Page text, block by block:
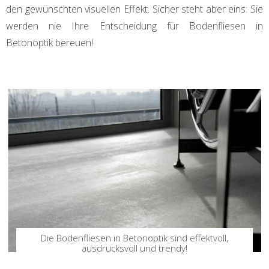
den gewünschten visuellen Effekt. Sicher steht aber eins: Sie
werden nie Ihre Entscheidung für Bodenfliesen in
Betonoptik bereuen!
Die Bodenfliesen in Betonoptik sind effektvoll,
ausdrucksvoll und trendy!